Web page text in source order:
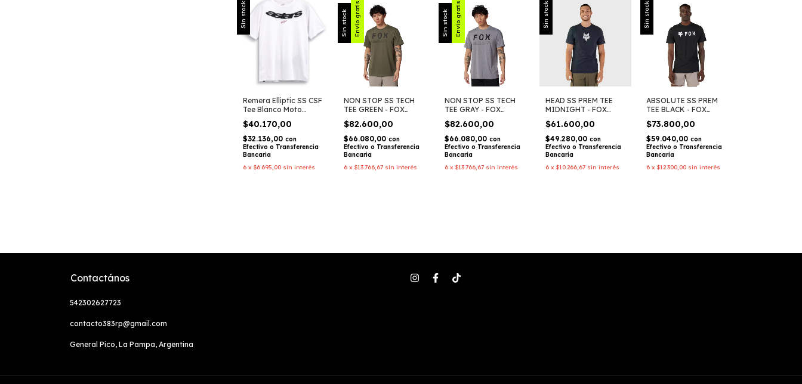
Sin stock
Remera Elliptic SS CSF
Tee Blanco Moto
Lifestyle – Alpinestars
$40.170,00
$32.136,00 con
Efectivo o Transferencia
Bancaria
6 x $6.695,00 sin interés
Sin stock Envío gratis
NON STOP SS TECH
TEE GREEN - FOX
RACING
$82.600,00
$66.080,00 con
Efectivo o Transferencia
Bancaria
6 x $13.766,67 sin interés
Sin stock Envío gratis
NON STOP SS TECH
TEE GRAY - FOX
RACING
$82.600,00
$66.080,00 con
Efectivo o Transferencia
Bancaria
6 x $13.766,67 sin interés
Sin stock
HEAD SS PREM TEE
MIDNIGHT - FOX
RACING
$61.600,00
$49.280,00 con
Efectivo o Transferencia
Bancaria
6 x $10.266,67 sin interés
Sin stock
ABSOLUTE SS PREM
TEE BLACK - FOX
RACING
$73.800,00
$59.040,00 con
Efectivo o Transferencia
Bancaria
6 x $12.300,00 sin interés
Contactános
542302627723
contacto383rp@gmail.com
General Pico, La Pampa, Argentina